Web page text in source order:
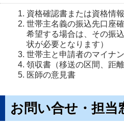
資格確認書または資格情
世帯主名義の振込先口座
希望する場合は、その振
状が必要となります）
世帯主と申請者のマイナ
領収書（移送の区間、距
医師の意見書
お問い合せ・担当